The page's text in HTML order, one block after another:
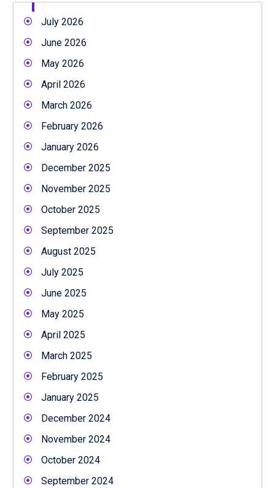
July 2026
June 2026
May 2026
April 2026
March 2026
February 2026
January 2026
December 2025
November 2025
October 2025
September 2025
August 2025
July 2025
June 2025
May 2025
April 2025
March 2025
February 2025
January 2025
December 2024
November 2024
October 2024
September 2024